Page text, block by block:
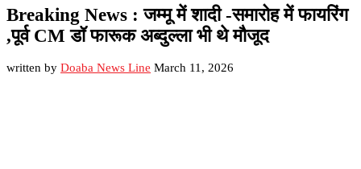
Breaking News : जम्मू में शादी -समारोह में फायरिंग
,पूर्व CM डॉ फारूक अब्दुल्ला भी थे मौजूद
written by Doaba News Line March 11, 2026